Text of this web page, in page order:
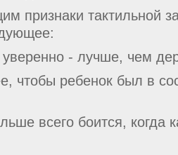
признаки тактильной
- лучше, чем
чтобы ребенок был в
всего боится, когда